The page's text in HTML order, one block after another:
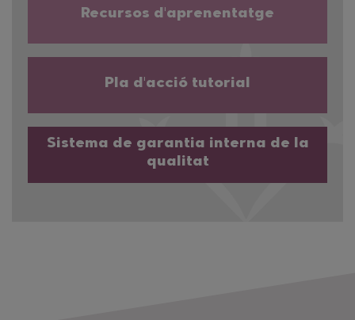
Recursos d'aprenentatge
Pla d'acció tutorial
Sistema de garantia interna de la
qualitat